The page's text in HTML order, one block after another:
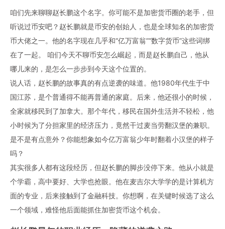
咱们先来聊聊赵长鹏这个名字。你可能不是加密货币圈的老手，但
听说过币安吧？赵长鹏就是币安的创始人，也是全球知名的加密货
币大佬之一。他的名字现在几乎和“亿万富翁”“数字货币”这些词绑
在了一起。 咱们今天不聊币安怎么崛起，而是赵长鹏自己，他从
哪儿来的，是怎么一步步到今天这个位置的。
说人话，赵长鹏的故事真的有点逆袭的味道。他1980年代生于中
国江苏，是个普通得不能再普通的家庭。后来，他还很小的时候，
全家就移民到了加拿大。那个年代，移民在国外生活并不轻松，他
小时候为了分担家里的经济压力，竟然干过麦当劳翻汉堡的兼职。
是不是有点意外？你能想象如今亿万富翁少年时翻着小汉堡的样子
吗？
其实很多人都有这段经历，但赵长鹏的脚步没停下来。他从小就是
个学霸，高中要好、大学也抢眼。他在麦吉尔大学学的是计算机方
面的专业，后来接触到了金融科技。你想啊，在关键时候选了这么
一个领域，难怪他后面能抓住加密货币这个机会。